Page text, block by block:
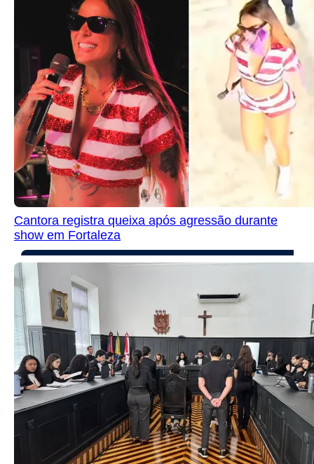
Cantora registra queixa após agressão durante
show em Fortaleza